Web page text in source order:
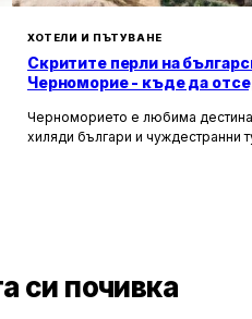
ХОТЕЛИ И ПЪТУВАНЕ
Скритите перли на
Черноморие - къде да
Черноморието е любима
хиляди българи и чуждестранни
спокойствие, лично
си почивка